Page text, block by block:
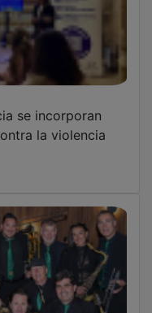
se incorporan
la violencia